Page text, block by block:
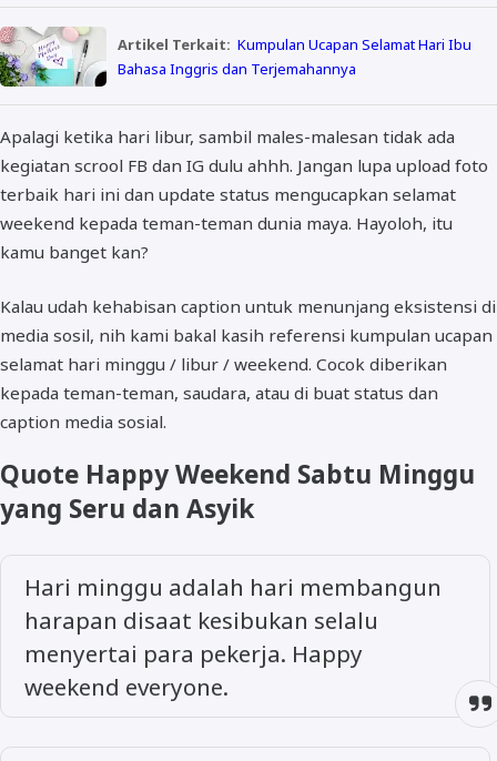
Artikel Terkait: Kumpulan Ucapan Selamat Hari Ibu
Bahasa Inggris dan Terjemahannya
Apalagi ketika hari libur, sambil males-malesan tidak ada
kegiatan scrool FB dan IG dulu ahhh. Jangan lupa upload foto
terbaik hari ini dan update status mengucapkan selamat
weekend kepada teman-teman dunia maya. Hayoloh, itu
kamu banget kan?
Kalau udah kehabisan caption untuk menunjang eksistensi di
media sosil, nih kami bakal kasih referensi kumpulan ucapan
selamat hari minggu / libur / weekend. Cocok diberikan
kepada teman-teman, saudara, atau di buat status dan
caption media sosial.
Quote Happy Weekend Sabtu Minggu
yang Seru dan Asyik
Hari minggu adalah hari membangun
harapan disaat kesibukan selalu
menyertai para pekerja. Happy
weekend everyone.